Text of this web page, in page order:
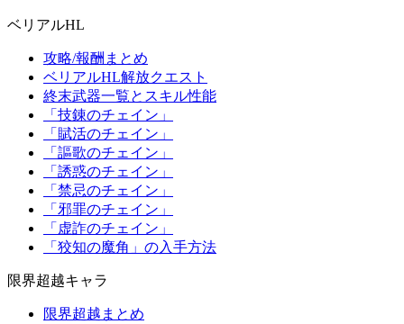
ベリアルHL
攻略/報酬まとめ
ベリアルHL解放クエスト
終末武器一覧とスキル性能
「技錬のチェイン」
「賦活のチェイン」
「謳歌のチェイン」
「誘惑のチェイン」
「禁忌のチェイン」
「邪罪のチェイン」
「虚詐のチェイン」
「狡知の魔角」の入手方法
限界超越キャラ
限界超越まとめ